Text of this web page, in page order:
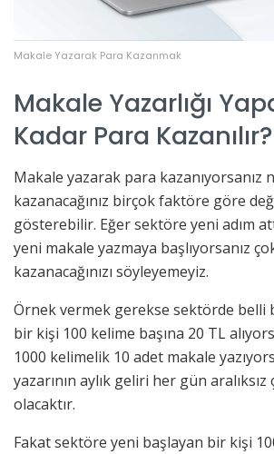
Makale Yazarak Para Kazanmak
Makale Yazarlığı
Kadar Para Kazanılır?
Makale yazarak para kazanıyorsanız
kazanacağınız birçok faktöre göre
gösterebilir. Eğer sektöre yeni adım
yeni makale yazmaya başlıyorsanız
kazanacağınızı söyleyemeyiz.
Örnek vermek gerekse sektörde belli
bir kişi 100 kelime başına 20 TL
1000 kelimelik 10 adet makale
yazarının aylık geliri her gün aralıksız
olacaktır.
Fakat sektöre yeni başlayan bir kişi